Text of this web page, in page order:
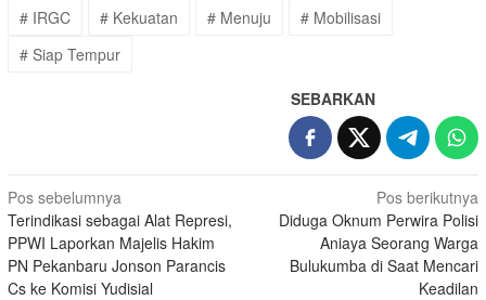
# IRGC
# Kekuatan # Menuju
# Mobilisasi
# Siap Tempur
SEBARKAN
Navigasi
pos
Pos sebelumnya
Terindikasi sebagai Alat Represi,
PPWI Laporkan Majelis Hakim
PN Pekanbaru Jonson Parancis
Cs ke Komisi Yudisial
Pos berikutnya
Diduga Oknum Perwira Polisi
Aniaya Seorang Warga
Bulukumba di Saat Mencari
Keadilan